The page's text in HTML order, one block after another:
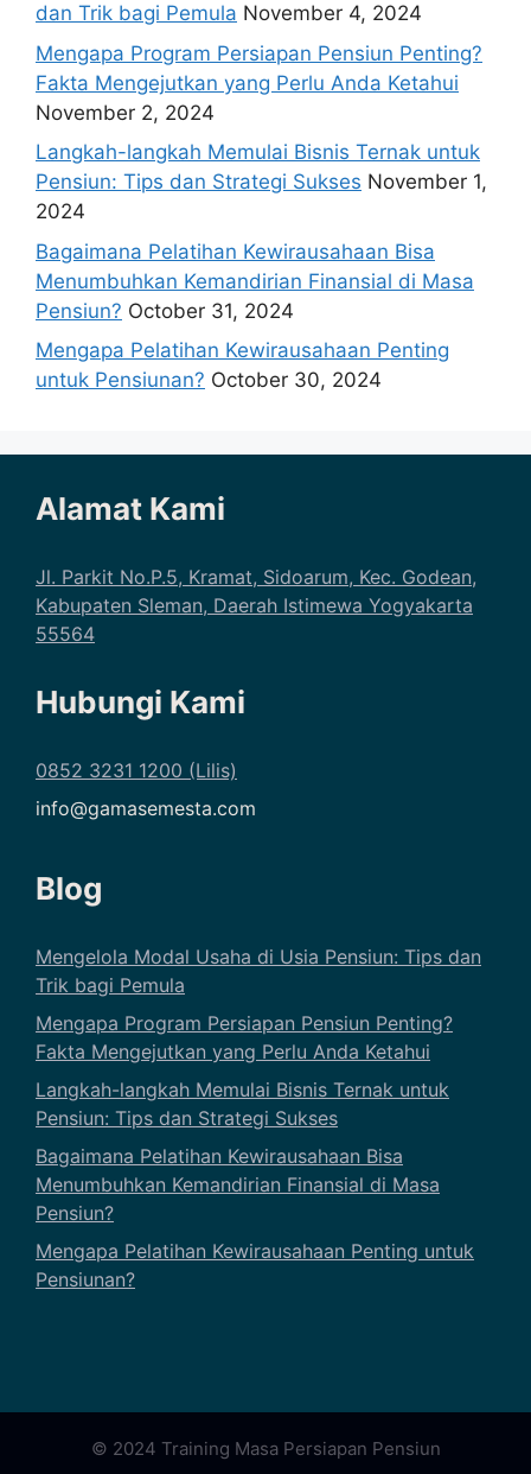
dan Trik bagi Pemula November 4, 2024
Mengapa Program Persiapan Pensiun Penting?
Fakta Mengejutkan yang Perlu Anda Ketahui
November 2, 2024
Langkah-langkah Memulai Bisnis Ternak untuk
Pensiun: Tips dan Strategi Sukses November 1,
2024
Bagaimana Pelatihan Kewirausahaan Bisa
Menumbuhkan Kemandirian Finansial di Masa
Pensiun? October 31, 2024
Mengapa Pelatihan Kewirausahaan Penting
untuk Pensiunan? October 30, 2024
Alamat Kami
Jl. Parkit No.P.5, Kramat, Sidoarum, Kec. Godean,
Kabupaten Sleman, Daerah Istimewa Yogyakarta
55564
Hubungi Kami
0852 3231 1200 (Lilis)
info@gamasemesta.com
Blog
Mengelola Modal Usaha di Usia Pensiun: Tips dan
Trik bagi Pemula
Mengapa Program Persiapan Pensiun Penting?
Fakta Mengejutkan yang Perlu Anda Ketahui
Langkah-langkah Memulai Bisnis Ternak untuk
Pensiun: Tips dan Strategi Sukses
Bagaimana Pelatihan Kewirausahaan Bisa
Menumbuhkan Kemandirian Finansial di Masa
Pensiun?
Mengapa Pelatihan Kewirausahaan Penting untuk
Pensiunan?
© 2024 Training Masa Persiapan Pensiun